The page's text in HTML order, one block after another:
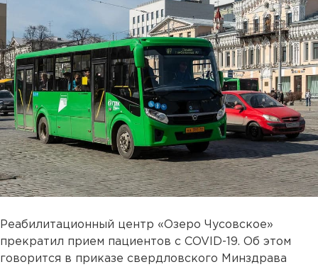
Реабилитационный центр «Озеро Чусовское»
прекратил прием пациентов с COVID-19. Об этом
говорится в приказе свердловского Минздрава